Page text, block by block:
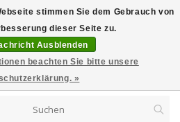
stimmen Sie dem Gebrauch von
dieser Seite zu.
Ausblenden
beachten Sie bitte unsere
»